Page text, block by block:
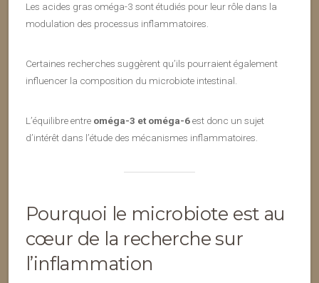
Les acides gras oméga-3 sont étudiés pour leur rôle dans la
modulation des processus inflammatoires.
Certaines recherches suggèrent qu’ils pourraient également
influencer la composition du microbiote intestinal.
L’équilibre entre oméga-3 et oméga-6est donc un sujet
d’intérêt dans l’étude des mécanismes inflammatoires.
Pourquoi le microbiote est au
cœur de la recherche sur
l’inflammation